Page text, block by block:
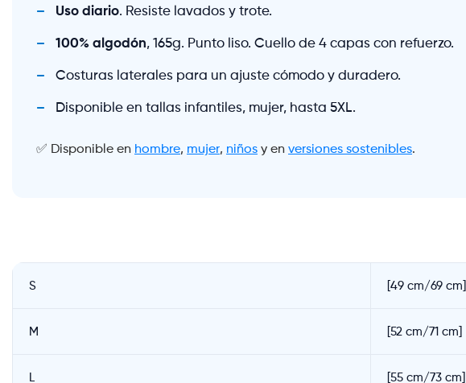
Uso diario. Resiste lavados y trote.
100% algodón, 165g. Punto liso. Cuello de 4 capas con refuerzo.
Costuras laterales para un ajuste cómodo y duradero.
Disponible en tallas infantiles, mujer, hasta 5XL.
✅ Disponible en hombre, mujer, niños y en versiones sostenibles.
S [49 cm/69 cm]
M [52 cm/71 cm]
L [55 cm/73 cm]